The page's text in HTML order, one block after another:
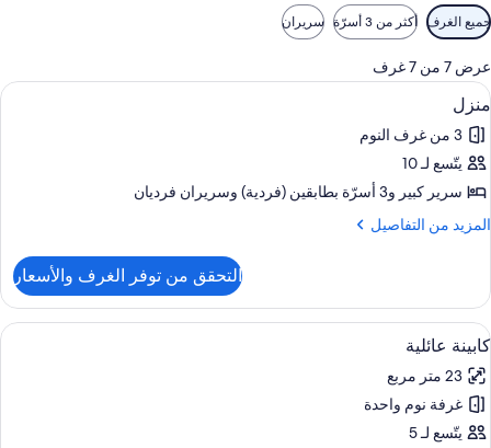
عوامل
التصفية
المتاحة
للغرف
جميع الغرف أكثر من 3 أسرّة سريران
عرض 7 من 7 غرف
استعراض
جميع
صور
منزل
11
منزل
3 من غرف النوم
يتّسع لـ 10
سرير كبير‫‬ و3 أسرّة بطابقين (فردية)‫‬ وسريران فرديان
المزيد من التفاصيل
المزيد
منزل
التحقق من توفر الغرف والأسعار
استعراض
جميع
صور
كابينة
عائلية
9
كابينة عائلية
23 متر مربع
غرفة نوم واحدة
يتّسع لـ 5